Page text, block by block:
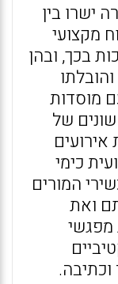
ישרו בין
מקצועי
בכך, ובהן
מוסדות
של
כימי
המורים
ואת
מפגשי